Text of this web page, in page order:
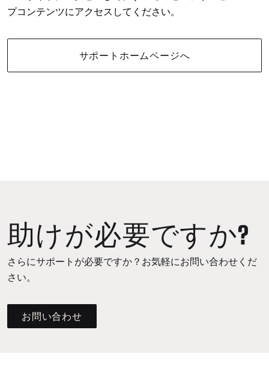
プコンテンツにアクセスしてください。
サポートホームページへ
助けが必要ですか?
さらにサポートが必要ですか？お気軽にお問い合わせくだ
さい。
お問い合わせ